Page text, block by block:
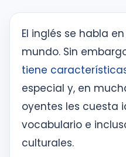
primera
sesión
Intranet
KOE
El inglés se habla
mundo. Sin
tiene
especial y, en
oyentes les cuesta
vocabulario e
culturales.